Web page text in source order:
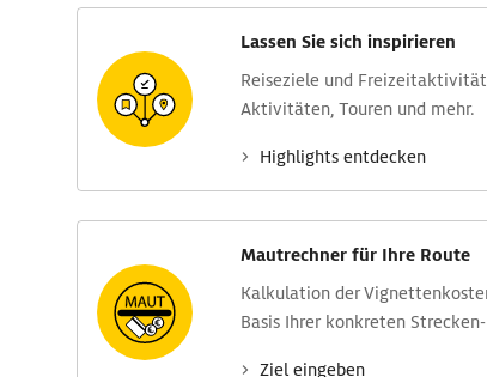
Lassen Sie sich inspirieren
Reise­ziele und
Aktivitäten, Touren und mehr.
Highlights entdecken
Mautrechner für Ihre Route
Kalkulation der
Basis Ihrer konkreten
Ziel eingeben